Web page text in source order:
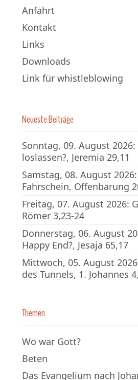
Anfahrt
Kontakt
Links
Downloads
Link für whistleblowing
Neueste Beiträge
Sonntag, 09. August 2026:
loslassen?, Jeremia 29,11
Samstag, 08. August
Fahrschein, Offenbarung
Freitag, 07. August 2026:
Römer 3,23-24
Donnerstag, 06. August
Happy End?, Jesaja 65,17
Mittwoch, 05. August
des Tunnels, 1. Johannes
Themen
Wo war Gott?
Beten
Das Evangelium nach